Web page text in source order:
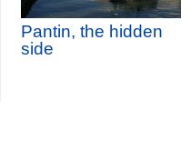
Pantin, the hidden
side